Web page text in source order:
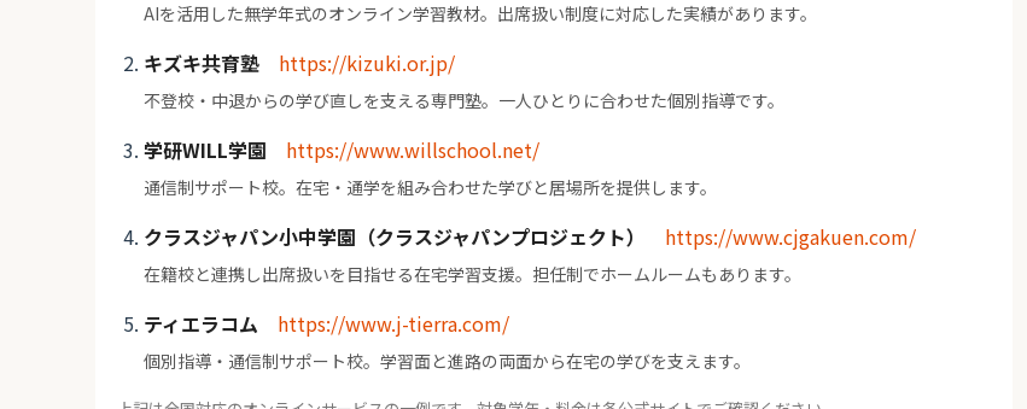
AIを活用した無学年式のオンライン学習教材。出席扱い制度に対応した実績があります。
キズキ共育塾 https://kizuki.or.jp/
不登校・中退からの学び直しを支える専門塾。一人ひとりに合わせた個別指導です。
学研WILL学園 https://www.willschool.net/
通信制サポート校。在宅・通学を組み合わせた学びと居場所を提供します。
クラスジャパン小中学園（クラスジャパンプロジェクト） https://www.cjgakuen.com/
在籍校と連携し出席扱いを目指せる在宅学習支援。担任制でホームルームもあります。
ティエラコム https://www.j-tierra.com/
個別指導・通信制サポート校。学習面と進路の両面から在宅の学びを支えます。